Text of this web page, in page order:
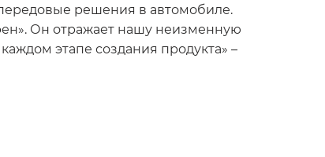
передовые решения в автомобиле.
Он отражает нашу неизменную
этапе создания продукта» –